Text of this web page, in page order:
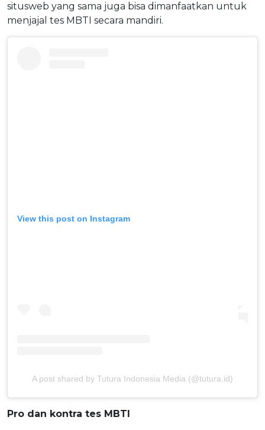
situsweb yang sama juga bisa dimanfaatkan untuk
menjajal tes MBTI secara mandiri.
View this post on Instagram
A post shared by Tutura Indonesia Media (@tutura.id)
Pro dan kontra tes MBTI